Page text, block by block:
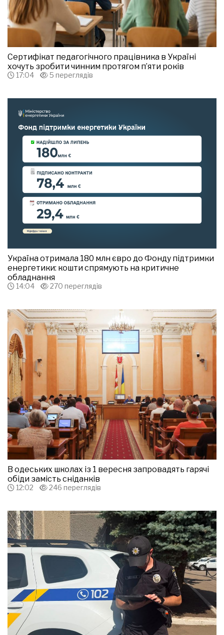
Сертифікат педагогічного працівника в Україні
хочуть зробити чинним протягом п’яти років
17:04 5 переглядів
Україна отримала 180 млн євро до Фонду підтримки
енергетики: кошти спрямують на критичне
обладнання
14:04 270 переглядів
В одеських школах із 1 вересня запровадять гарячі
обіди замість сніданків
12:02 246 переглядів